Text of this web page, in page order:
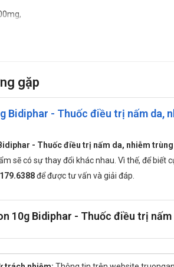
lý da đáp ứng với Corticosteroid khi có biến
hợp để điều trị Eczema có rỉ dịch.
đường bôi da.
được khuyến cáo
khác nhau tùy thuộc vào mức độ, vị trí của
trị được khuyến cáo
gặp
Bidiphar - Thuốc điều trị nấm da,
- Thuốc điều trị nấm da, nhiễm
sẽ có sự thay đổi khác nhau. Vì thế, để biết
để được tư vấn và giải đáp.
10g Bidiphar - Thuốc điều trị